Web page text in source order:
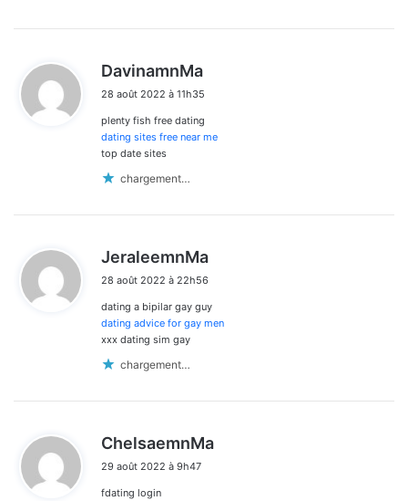
DavinamnMa
t
:
28 août 2022 à 11h35
plenty fish free dating
dating sites free near me
top date sites
chargement…
JeraleemnMa
:
28 août 2022 à 22h56
dating a bipilar gay guy
dating advice for gay men
xxx dating sim gay
chargement…
ChelsaemnMa
29 août 2022 à 9h47
fdating login